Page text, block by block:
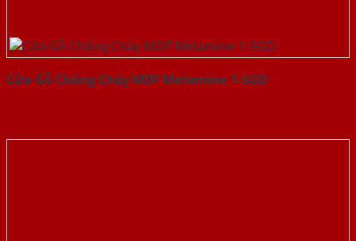
Cửa Gỗ Chống Cháy MDF Melamine 1-SGD